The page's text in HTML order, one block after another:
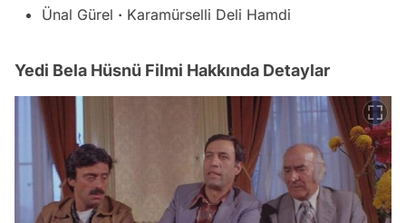
Ünal Gürel · Karamürselli Deli Hamdi
Yedi Bela Hüsnü Filmi Hakkında Detaylar